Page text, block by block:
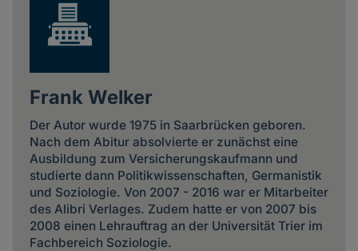
Frank Welker
Der Autor wurde 1975 in Saarbrücken geboren.
Nach dem Abitur absolvierte er zunächst eine
Ausbildung zum Versicherungskaufmann und
studierte dann Politikwissenschaften, Germanistik
und Soziologie. Von 2007 - 2016 war er Mitarbeiter
des Alibri Verlages. Zudem hatte er von 2007 bis
2008 einen Lehrauftrag an der Universität Trier im
Fachbereich Soziologie.